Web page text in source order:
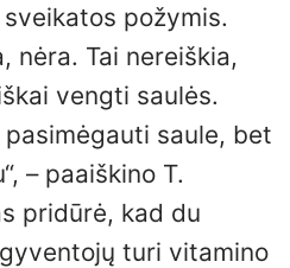
požymis.
nėra. Tai nereiškia,
vengti saulės.
saule, bet
– paaiškino T.
pridūrė, kad du
turi vitamino